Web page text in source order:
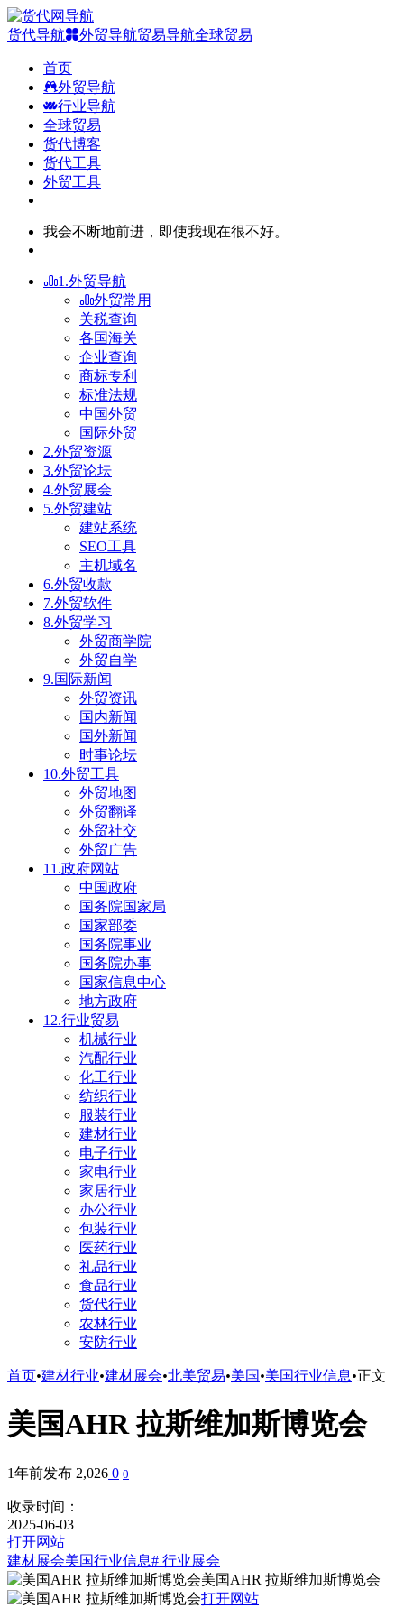
货代导航 外贸导航贸易导航全球贸易
首页
外贸导航
行业导航
全球贸易
货代博客
货代工具
外贸工具
我会不断地前进，即使我现在很不好。
1.外贸导航
外贸常用
关税查询
各国海关
企业查询
商标专利
标准法规
中国外贸
国际外贸
2.外贸资源
3.外贸论坛
4.外贸展会
5.外贸建站
建站系统
SEO工具
主机域名
6.外贸收款
7.外贸软件
8.外贸学习
外贸商学院
外贸自学
9.国际新闻
外贸资讯
国内新闻
国外新闻
时事论坛
10.外贸工具
外贸地图
外贸翻译
外贸社交
外贸广告
11.政府网站
中国政府
国务院国家局
国家部委
国务院事业
国务院办事
国家信息中心
地方政府
12.行业贸易
机械行业
汽配行业
化工行业
纺织行业
服装行业
建材行业
电子行业
家电行业
家居行业
办公行业
包装行业
医药行业
礼品行业
食品行业
货代行业
农林行业
安防行业
首页•建材行业•建材展会•北美贸易•美国•美国行业信息•正文
美国AHR 拉斯维加斯博览会
1年前发布 2,026 0 0
收录时间：
2025-06-03
打开网站
建材展会美国行业信息# 行业展会
美国AHR 拉斯维加斯博览会
打开网站